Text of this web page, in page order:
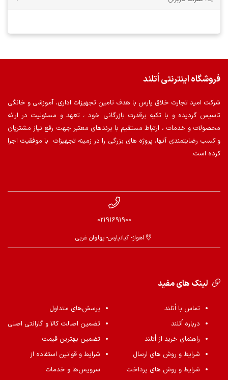
فروشگاه اینترنتی اُتلند
شرکت امید تجارت خلاق پارس با هدف تامین تجهیزات اداری، آموزشی و خانگی
تاسیس گردیده و با تکیه برقدرت بازرگانی خود ، تعهد و مسئولیت در ارائه
محصولات و خدمات ، ارتباط مستقیم با برندهای معتبر جهت رفع نیاز مشتریان
و کسب رضایتمندی آنها، پروژه های بزرگی را در زمینه تجهیزات با موفقیت اجرا
کرده است.
02191691900
اهواز- کیانپارس- پهلوان غربی
لینک های مفید
تماس با اُتلند
درباره اُتلند
راهنمای خرید از اُتلند
شرایط و روش های ارسال
شرایط و روش های پرداخت
پرسش‌های متداول
تضمین اصالت کالا و گارانتی اصلی
تضمین بهترین قیمت
شرایط و قوانین استفاده از
سرویس‌ها و خدمات